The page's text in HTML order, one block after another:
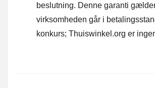
beslutning. Denne garanti
virksomheden går i
konkurs; Thuiswinkel.org er